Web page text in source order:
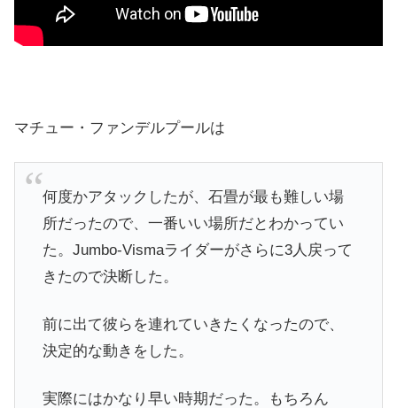
マチュー・ファンデルプールは
何度かアタックしたが、石畳が最も難しい場
所だったので、一番いい場所だとわかってい
た。Jumbo-Vismaライダーがさらに3人戻って
きたので決断した。
前に出て彼らを連れていきたくなったので、
決定的な動きをした。
実際にはかなり早い時期だった。もちろん